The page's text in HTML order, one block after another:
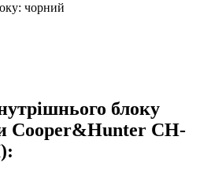
: чорний
блоку
Cooper&Hunter CH-